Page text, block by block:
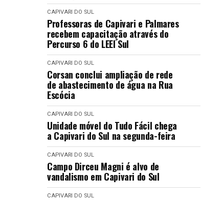
CAPIVARI DO SUL
Professoras de Capivari e Palmares
recebem capacitação através do
Percurso 6 do LEEI Sul
CAPIVARI DO SUL
Corsan conclui ampliação de rede
de abastecimento de água na Rua
Escócia
CAPIVARI DO SUL
Unidade móvel do Tudo Fácil chega
a Capivari do Sul na segunda-feira
CAPIVARI DO SUL
Campo Dirceu Magni é alvo de
vandalismo em Capivari do Sul
CAPIVARI DO SUL